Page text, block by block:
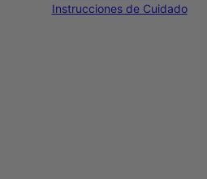
Instrucciones de Cuidado